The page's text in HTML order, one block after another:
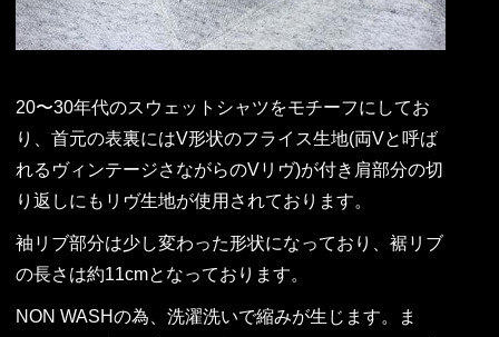
20〜30年代のスウェットシャツをモチーフにしてお
り、首元の表裏にはV形状のフライス生地(両Vと呼ば
れるヴィンテージさながらのVリヴ)が付き肩部分の切
り返しにもリヴ生地が使用されております。
袖リブ部分は少し変わった形状になっており、裾リブ
の長さは約11cmとなっております。
NON WASHの為、洗濯洗いで縮みが生じます。ま